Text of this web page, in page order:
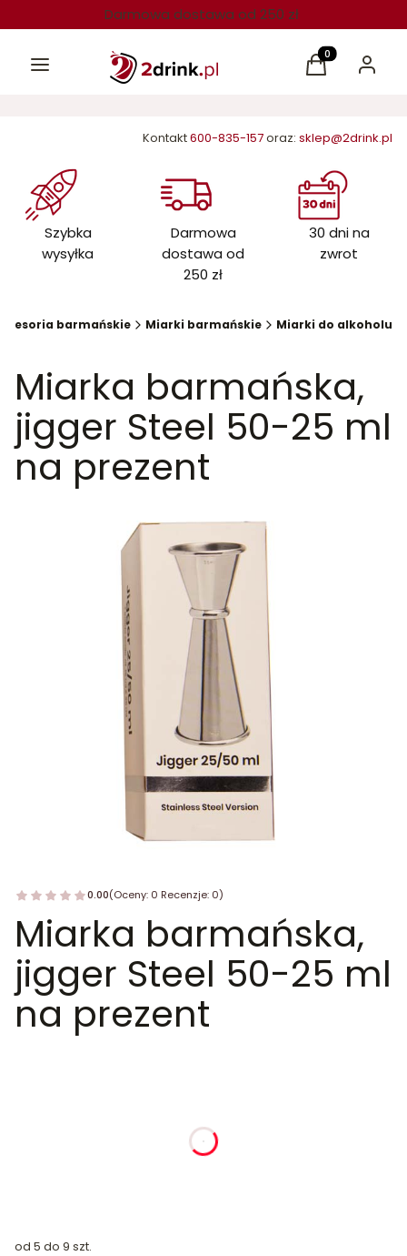
Darmowa dostawa od 250 zł
Menu Produkty w
Koszyk Zaloguj
Kontakt600-835-157oraz: sklep@2drink.pl
Szybka
wysyłka
Darmowa
dostawa od
250 zł
30 dni na
zwrot
barmańskie Miarki barmańskie Miarki do alkoholu
Miarka barmańska,
jigger Steel 50-25 ml
na prezent
0.00(Oceny: 0 Recenzje: 0)
Miarka barmańska,
jigger Steel 50-25 ml
na prezent
od 5 do 9 szt.